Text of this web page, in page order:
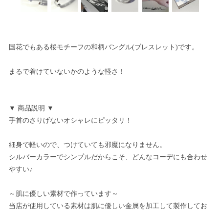
国花でもある桜モチーフの和柄バングル(ブレスレット)です。
まるで着けていないかのような軽さ！
▼ 商品説明 ▼
手首のさりげないオシャレにピッタリ！
細身で軽いので、つけていても邪魔になりません。
シルバーカラーでシンプルだからこそ、どんなコーデにも合わせ
やすい♪
～肌に優しい素材で作っています～
当店が使用している素材は肌に優しい金属を加工して製作してお